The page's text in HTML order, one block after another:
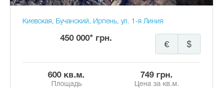
Киевская, Бучанский, Ирпень, ул. 1-я Линия
450 000* грн.
$
€
600 кв.м.
Площадь
749 грн.
Цена за кв.м.